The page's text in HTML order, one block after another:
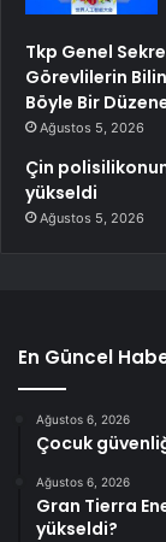
Tkp Genel
Görevlilerin
Böyle Bir
Ağustos 5, 2026
Çin
yükseldi
Ağustos 5, 2026
En Güncel
Ağustos 6, 2026
Çocuk
Ağustos 6, 2026
Gran Tierra
yükseldi?